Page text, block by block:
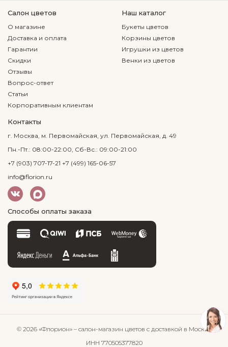
Салон цветов
О магазине
Доставка и оплата
Гарантии
Скидки
Отзывы
Вопрос-ответ
Статьи
Корпоративным клиентам
Наш каталог
Букеты цветов
Корзины цветов
Игрушки из цветов
Венки из цветов
Контакты
г. Москва, м. Первомайская, ул. Первомайская, д. 49
Пн.-Пт.: 08:00-22:00, Сб-Вс.: 09:00-21:00
+7 (903) 707-17-21 +7 (499) 165-06-57
info@florion.ru
Способы оплаты заказа
© 2026 «Флорион» – салон-магазин цветов с доставкой в Москве
ИНН 770505377820